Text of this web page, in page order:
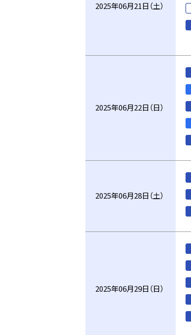
2025年06月21日（土）
2025年06月22日（日）
2025年06月28日（土）
2025年06月29日（日）